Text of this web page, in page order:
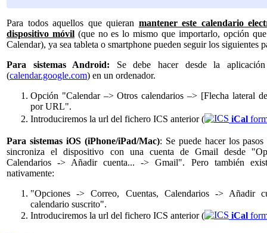
Para todos aquellos que quieran mantener este calendario
dispositivo móvil(que no es lo mismo que importarlo, opción
Calendar), ya sea tableta o smartphone pueden seguir los siguientes
Para sistemas Android: Se debe hacer desde la
(calendar.google.com) en un ordenador.
Opción "Calendar –> Otros calendarios –> [Flecha lateral
por URL".
Introduciremos la url del fichero ICS anterior (
iCal
Para sistemas iOS (iPhone/iPad/Mac): Se puede hacer los
sincroniza el dispositivo con una cuenta de Gmail desde
Calendarios -> Añadir cuenta... -> Gmail". Pero también
nativamente:
"Opciones -> Correo, Cuentas, Calendarios -> Añadir
calendario suscrito".
Introduciremos la url del fichero ICS anterior (
iCal